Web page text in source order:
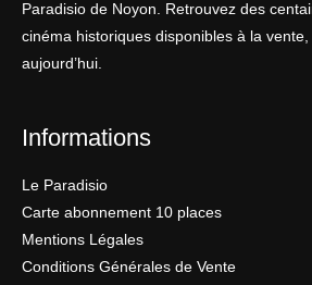
Paradisio de Noyon. Retrouvez des
cinéma historiques disponibles à la
aujourd’hui.
Informations
Le Paradisio
Carte abonnement 10 places
Mentions Légales
Conditions Générales de Vente